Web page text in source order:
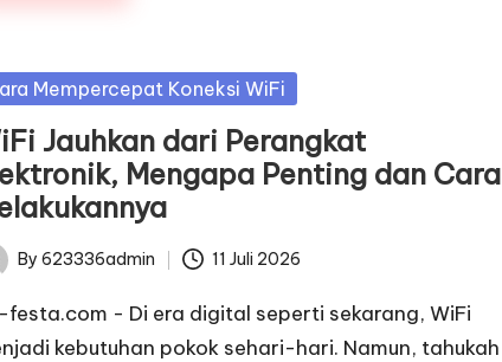
Mempercepat Koneksi WiFi
Jauhkan dari Perangkat
Mengapa Penting dan Cara
By 623336admin 11 Juli 2026
- Di era digital seperti sekarang, WiFi
kebutuhan pokok sehari-hari. Namun, tahukah